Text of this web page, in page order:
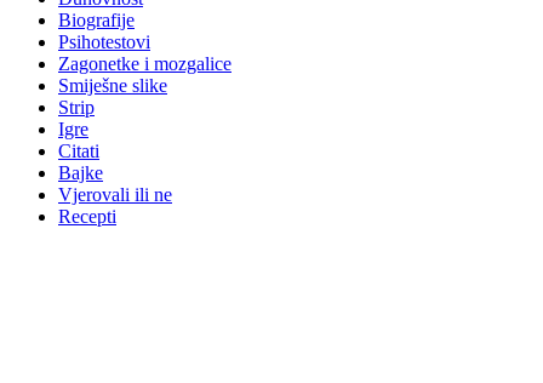
Biografije
Psihotestovi
Zagonetke i mozgalice
Smiješne slike
Strip
Igre
Citati
Bajke
Vjerovali ili ne
Recepti